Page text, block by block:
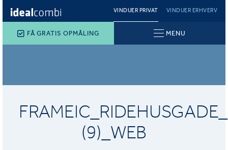
VINDUER PRIVAT VINDUER ERHVERV
FÅ GRATIS OPMÅLING MENU
(9)_WEB